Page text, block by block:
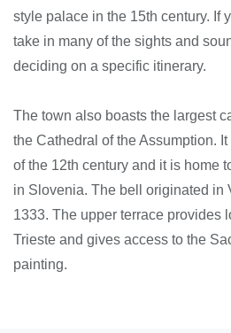
style palace in the 15th century. If
take in many of the sights and
deciding on a specific itinerary.
The town also boasts the largest
the Cathedral of the Assumption.
of the 12th century and it is home
in Slovenia. The bell originated in
1333. The upper terrace provides
Trieste and gives access to the
painting.